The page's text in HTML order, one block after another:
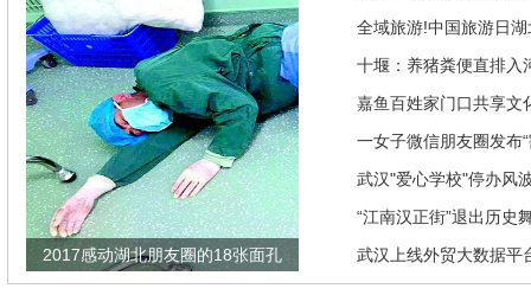
2017感动湖北朋友圈的18张面孔
来是因为…
全域旅游!中国旅游日
推优惠政策
十堰：养猪粪便直排入
偿40余万元
嘉鱼百姓家门口共享文
馆讲座家里看
一女子微信朋友圈发布
发现竟是闹剧
武汉"爱心学校"停办风
“江南汉正街”退出历史
武汉上线外贸大数据平